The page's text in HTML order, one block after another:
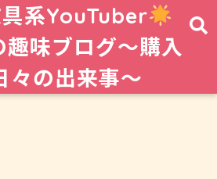
系YouTuber
味ブログ〜購入
々の出来事〜